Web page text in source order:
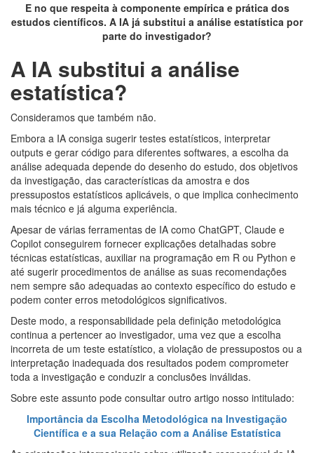
E no que respeita à componente empírica e prática dos
estudos científicos. A IA já substitui a análise estatística por
parte do investigador?
A IA substitui a análise
estatística?
Consideramos que também não.
Embora a IA consiga sugerir testes estatísticos, interpretar
outputs e gerar código para diferentes softwares, a escolha da
análise adequada depende do desenho do estudo, dos objetivos
da investigação, das características da amostra e dos
pressupostos estatísticos aplicáveis, o que implica conhecimento
mais técnico e já alguma experiência.
Apesar de várias ferramentas de IA como ChatGPT, Claude e
Copilot conseguirem fornecer explicações detalhadas sobre
técnicas estatísticas, auxiliar na programação em R ou Python e
até sugerir procedimentos de análise as suas recomendações
nem sempre são adequadas ao contexto específico do estudo e
podem conter erros metodológicos significativos.
Deste modo, a responsabilidade pela definição metodológica
continua a pertencer ao investigador, uma vez que a escolha
incorreta de um teste estatístico, a violação de pressupostos ou a
interpretação inadequada dos resultados podem comprometer
toda a investigação e conduzir a conclusões inválidas.
Sobre este assunto pode consultar outro artigo nosso intitulado:
Importância da Escolha Metodológica na Investigação
Científica e a sua Relação com a Análise Estatística